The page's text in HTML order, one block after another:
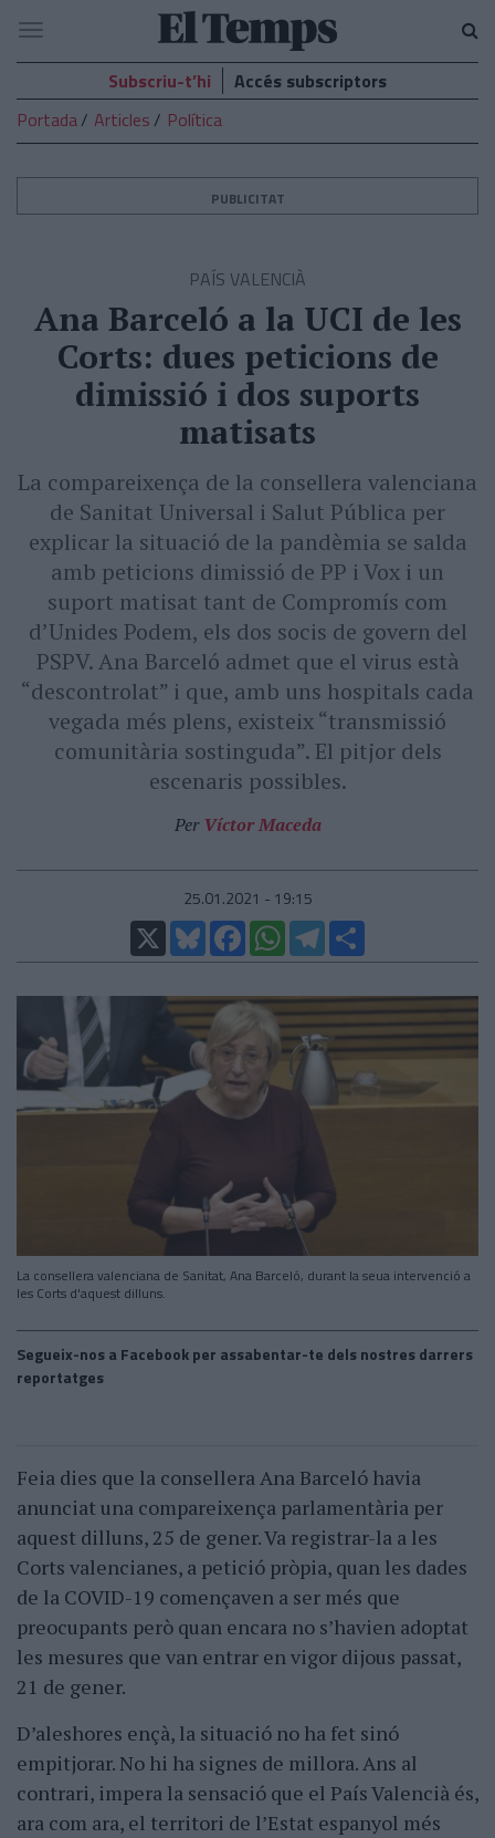
El
Temps
Navegació
Subscriu-t’hi
Accés subscriptors
Portada
Articles Política
PUBLICITAT
PAÍS VALENCIÀ
Ana Barceló a la UCI de les
Corts: dues peticions de
dimissió i dos suports
matisats
La compareixença de la consellera valenciana
de Sanitat Universal i Salut Pública per
explicar la situació de la pandèmia se salda
amb peticions dimissió de PP i Vox i un
suport matisat tant de Compromís com
d’Unides Podem, els dos socis de govern del
PSPV. Ana Barceló admet que el virus està
“descontrolat” i que, amb uns hospitals cada
vegada més plens, existeix “transmissió
comunitària sostinguda”. El pitjor dels
escenaris possibles.
Per Víctor Maceda
25.01.2021 - 19:15
X
BlueskyFacebookWhatsAppTelegram
La consellera valenciana de Sanitat, Ana Barceló, durant la seua intervenció a
les Corts d'aquest dilluns.
Segueix-nos a Facebook per assabentar-te dels nostres darrers
reportatges
Feia dies que la consellera Ana Barceló havia
anunciat una compareixença parlamentària per
aquest dilluns, 25 de gener. Va registrar-la a les
Corts valencianes, a petició pròpia, quan les dades
de la COVID-19 començaven a ser més que
preocupants però quan encara no s’havien adoptat
les mesures que van entrar en vigor dijous passat,
21 de gener.
D’aleshores ençà, la situació no ha fet sinó
empitjorar. No hi ha signes de millora. Ans al
contrari, impera la sensació que el País Valencià és,
ara com ara, el territori de l’Estat espanyol més